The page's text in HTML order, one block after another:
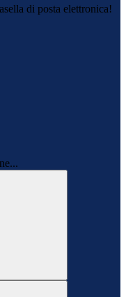
di posta elettronica!